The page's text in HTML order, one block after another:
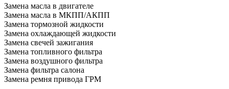
Замена масла в двигателе
Замена масла в МКПП/АКПП
Замена тормозной жидкости
Замена охлаждающей жидкости
Замена свечей зажигания
Замена топливного фильтра
Замена воздушного фильтра
Замена фильтра салона
Замена ремня привода ГРМ